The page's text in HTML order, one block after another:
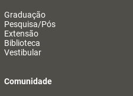
Graduação
Pesquisa/Pós
Extensão
Biblioteca
Vestibular
Comunidade